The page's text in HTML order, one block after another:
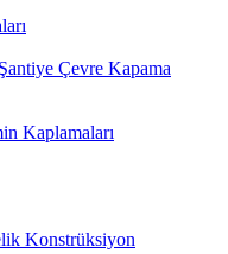
Şantiye Çevre Kapama
Kaplamaları
Konstrüksiyon